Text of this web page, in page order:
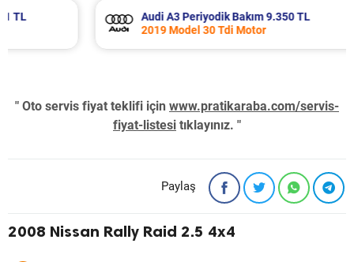
Audi A3 Periyodik Bakım 9.350 TL
2019 Model 30 Tdi Motor
" Oto servis fiyat teklifi için www.pratikaraba.com/servis-
fiyat-listesi tıklayınız. "
Paylaş
2008 Nissan Rally Raid 2.5 4x4